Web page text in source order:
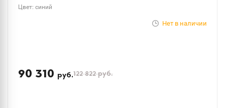
Цвет: синий
Нет в наличии
90 310 руб.122 822руб.